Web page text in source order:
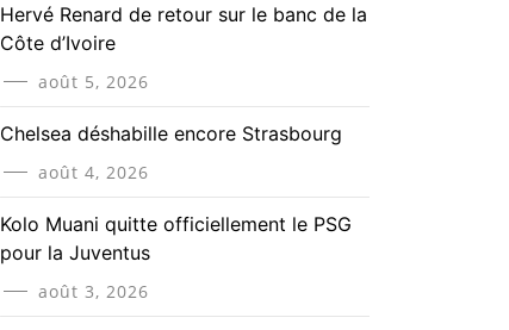
Hervé Renard de retour sur le banc de la
Côte d’Ivoire
août 5, 2026
Chelsea déshabille encore Strasbourg
août 4, 2026
Kolo Muani quitte officiellement le PSG
pour la Juventus
août 3, 2026